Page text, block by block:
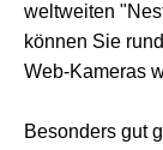
weltweiten
können Sie
Web-Kameras
Besonders gut